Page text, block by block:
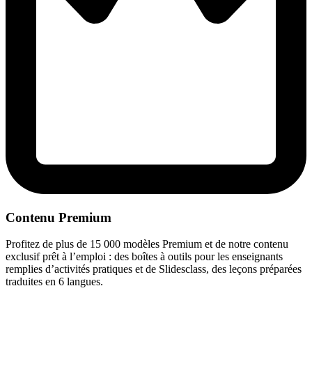
Contenu Premium
Profitez de plus de 15 000 modèles Premium et de notre contenu
exclusif prêt à l’emploi : des boîtes à outils pour les enseignants
remplies d’activités pratiques et de Slidesclass, des leçons préparées
traduites en 6 langues.